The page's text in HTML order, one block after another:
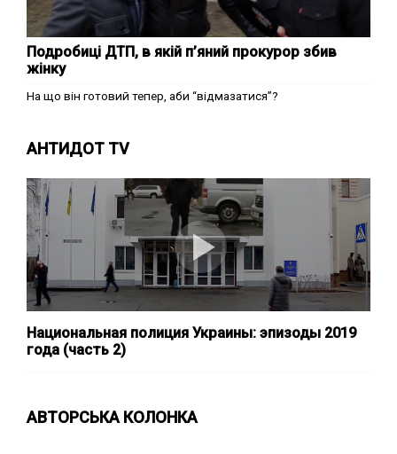
Подробиці ДТП, в якій п’яний прокурор збив
жінку
На що він готовий тепер, аби “відмазатися”?
АНТИДОТ TV
Национальная полиция Украины: эпизоды 2019
года (часть 2)
АВТОРСЬКА КОЛОНКА